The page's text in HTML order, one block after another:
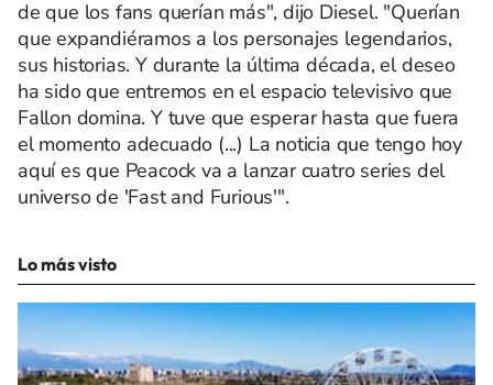
de que los fans querían más", dijo Diesel. "Querían
que expandiéramos a los personajes legendarios,
sus historias. Y durante la última década, el deseo
ha sido que entremos en el espacio televisivo que
Fallon domina. Y tuve que esperar hasta que fuera
el momento adecuado (...) La noticia que tengo hoy
aquí es que Peacock va a lanzar cuatro series del
universo de 'Fast and Furious'".
Lo más visto